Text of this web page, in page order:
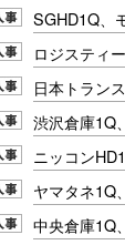
SGHD1Q、
ロジスティ
日本トラン
渋沢倉庫1Q
ニッコン
ヤマタネ1Q
中央倉庫1Q